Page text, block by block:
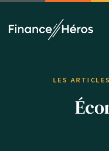
LES